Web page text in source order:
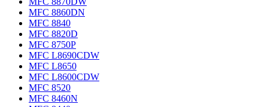
MFC 8860DN
MFC 8840
MFC 8820D
MFC 8750P
MFC L8690CDW
MFC L8650
MFC L8600CDW
MFC 8520
MFC 8460N